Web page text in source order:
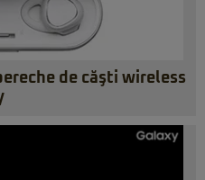
de căşti wireless